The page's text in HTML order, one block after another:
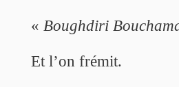
« Boughdiri
Et l’on frémit.